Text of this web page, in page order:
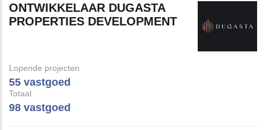
ONTWIKKELAAR DUGASTA
PROPERTIES DEVELOPMENT
Lopende projecten
55 vastgoed
Totaal
98 vastgoed